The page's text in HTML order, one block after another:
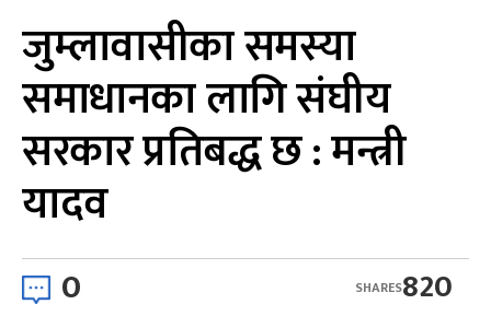
जुम्लावासीका समस्या
समाधानका लागि संघीय
सरकार प्रतिबद्ध छ : मन्त्री
यादव
0 820
SHARES